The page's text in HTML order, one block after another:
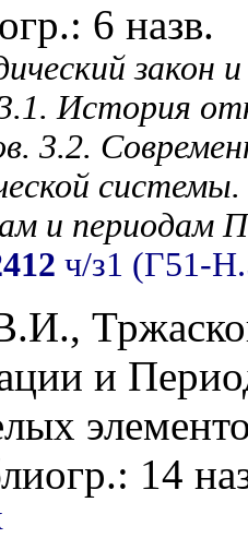
6 назв.
закон
История
3.2.
и периодам
ч/з1 (Г51-
и
14